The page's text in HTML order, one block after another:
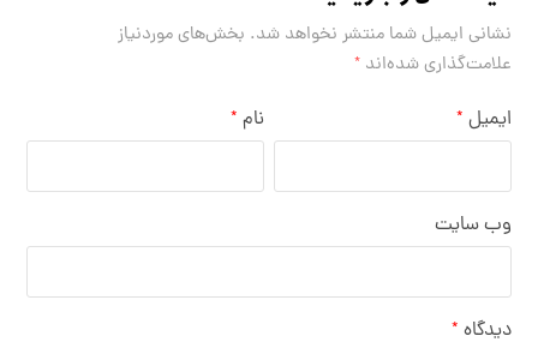
نشانی ایمیل شما منتشر نخواهد شد. بخش‌های موردنیاز
علامت‌گذاری شده‌اند*
نام * ایمیل *
وب‌ سایت
دیدگاه *